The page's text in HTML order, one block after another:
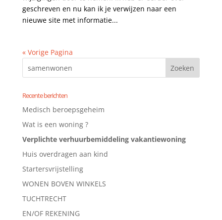
geschreven en nu kan ik je verwijzen naar een
nieuwe site met informatie...
« Vorige Pagina
Recente berichten
Medisch beroepsgeheim
Wat is een woning ?
Verplichte verhuurbemiddeling vakantiewoning
Huis overdragen aan kind
Startersvrijstelling
WONEN BOVEN WINKELS
TUCHTRECHT
EN/OF REKENING